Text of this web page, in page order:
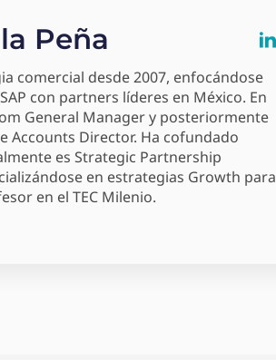
Peña
comercial desde 2007, enfocándose
con partners líderes en México. En
General Manager y posteriormente
Accounts Director. Ha cofundado
es Strategic Partnership
en estrategias Growth para
en el TEC Milenio.